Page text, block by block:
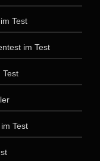
Test
im Test
Test
Test